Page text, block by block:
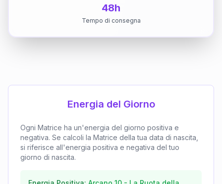
48h
Tempo di consegna
Energia del Giorno
Ogni Matrice ha un'energia del giorno positiva e
negativa. Se calcoli la Matrice della tua data di nascita,
si riferisce all'energia positiva e negativa del tuo
giorno di nascita.